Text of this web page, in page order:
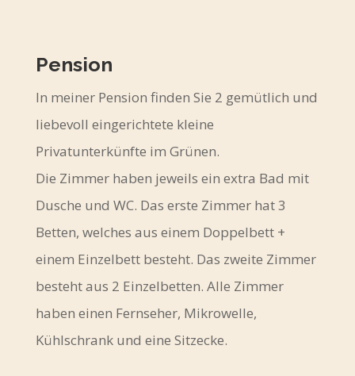
Pension
In meiner Pension finden Sie 2 gemütlich und
liebevoll eingerichtete kleine
Privatunterkünfte im Grünen.
Die Zimmer haben jeweils ein extra Bad mit
Dusche und WC. Das erste Zimmer hat 3
Betten, welches aus einem Doppelbett +
einem Einzelbett besteht. Das zweite Zimmer
besteht aus 2 Einzelbetten. Alle Zimmer
haben einen Fernseher, Mikrowelle,
Kühlschrank und eine Sitzecke.